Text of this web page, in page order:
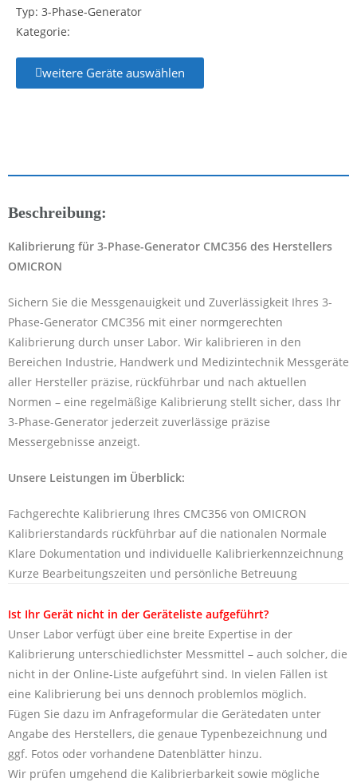
Typ: 3-Phase-Generator
Kategorie:
weitere Geräte auswählen
Beschreibung:
Kalibrierung für 3-Phase-Generator CMC356 des Herstellers
OMICRON
Sichern Sie die Messgenauigkeit und Zuverlässigkeit Ihres 3-
Phase-Generator CMC356 mit einer normgerechten
Kalibrierung durch unser Labor. Wir kalibrieren in den
Bereichen Industrie, Handwerk und Medizintechnik Messgeräte
aller Hersteller präzise, rückführbar und nach aktuellen
Normen – eine regelmäßige Kalibrierung stellt sicher, dass Ihr
3-Phase-Generator jederzeit zuverlässige präzise
Messergebnisse anzeigt.
Unsere Leistungen im Überblick:
Fachgerechte Kalibrierung Ihres CMC356 von OMICRON
Kalibrierstandards rückführbar auf die nationalen Normale
Klare Dokumentation und individuelle Kalibrierkennzeichnung
Kurze Bearbeitungszeiten und persönliche Betreuung
Ist Ihr Gerät nicht in der Geräteliste aufgeführt?
Unser Labor verfügt über eine breite Expertise in der
Kalibrierung unterschiedlichster Messmittel – auch solcher, die
nicht in der Online-Liste aufgeführt sind. In vielen Fällen ist
eine Kalibrierung bei uns dennoch problemlos möglich.
Fügen Sie dazu im Anfrageformular die Gerätedaten unter
Angabe des Herstellers, die genaue Typenbezeichnung und
ggf. Fotos oder vorhandene Datenblätter hinzu.
Wir prüfen umgehend die Kalibrierbarkeit sowie mögliche